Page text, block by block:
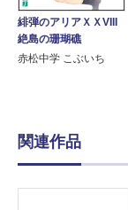
緋弾のアリアＸＸVIII
絶島の珊瑚礁
赤松中学 こぶいち
関連作品